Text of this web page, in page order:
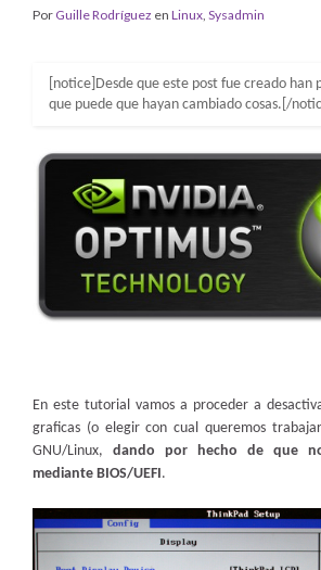
Por Guille Rodríguez en Linux Sysadmin
[notice]Desde que este post fue creado han
que puede que hayan cambiado cosas.[/
En este tutorial vamos a proceder a
graficas (o elegir con cual queremos
GNU/Linux, dando por hecho de que
mediante BIOS/UEFI .